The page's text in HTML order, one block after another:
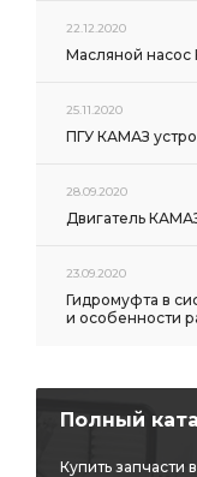
22.12.2020
Масляной
25.11.2020
ПГУ КАМАЗ
28.09.2020
Двигатель
23.09.2020
Гидромуфта в
и особенности
Полный
Купить